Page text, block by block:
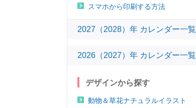
スマホから印刷する方法
2027（2028）年 カレンダー一覧
2026（2027）年 カレンダー一覧
デザインから探す
動物＆草花ナチュラルイラスト